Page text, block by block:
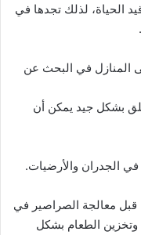
الحياة، لذلك تجدها في
المنازل في البحث عن
بشكل جيد يمكن أن
معالجة الصراصير في
الطعام بشكل